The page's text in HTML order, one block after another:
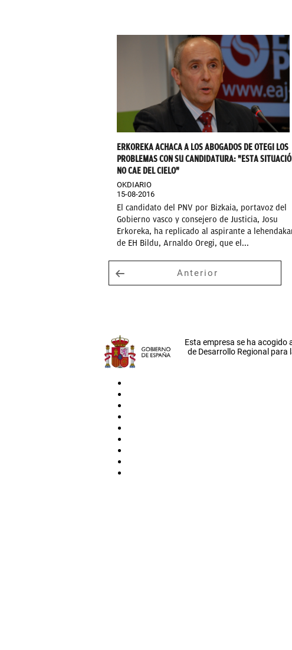
ERKOREKA ACHACA A LOS ABOGADOS DE OTEGI LOS
PROBLEMAS CON SU CANDIDATURA: "ESTA
NO CAE DEL CIELO"
OKDIARIO
15-08-2016
El candidato del PNV por Bizkaia, portavoz del
Gobierno vasco y consejero de Justicia, Josu
Erkoreka, ha replicado al aspirante a
de EH Bildu, Arnaldo Oregi, que el...
Anterior
Esta empresa se ha acogido
de Desarrollo Regional para